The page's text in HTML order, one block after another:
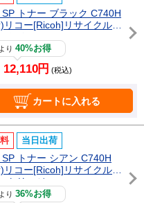
SP トナー ブラック C740H
リコー[Ricoh]リサイクルト
トリッジ
り40%お得
12,110円 (税込)
カートに入れる
当日出荷
SP トナー シアン C740H
リコー[Ricoh]リサイクルト
トリッジ
り36%お得